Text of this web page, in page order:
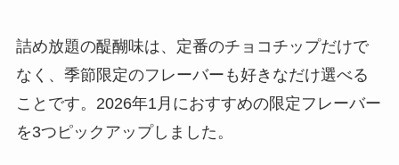
詰め放題の醍醐味は、定番のチョコチップだけで
なく、季節限定のフレーバーも好きなだけ選べる
ことです。2026年1月におすすめの限定フレーバー
を3つピックアップしました。